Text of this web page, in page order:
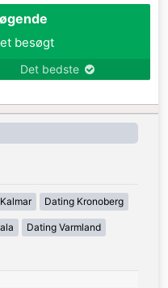
besøgt
Det bedste
Dating Kronoberg
Dating Varmland